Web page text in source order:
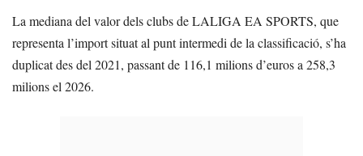
La mediana del valor dels clubs de LALIGA EA SPORTS, que
representa l’import situat al punt intermedi de la classificació, s’ha
duplicat des del 2021, passant de 116,1 milions d’euros a 258,3
milions el 2026.